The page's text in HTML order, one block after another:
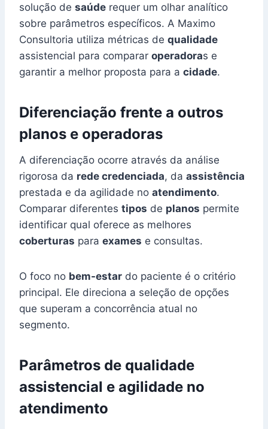
solução de saúde requer um olhar analítico
sobre parâmetros específicos. A Maximo
Consultoria utiliza métricas de qualidade
assistencial para comparar operadoras e
garantir a melhor proposta para a cidade.
Diferenciação frente a outros
planos e operadoras
A diferenciação ocorre através da análise
rigorosa da rede credenciada, da assistência
prestada e da agilidade no atendimento.
Comparar diferentes tipos de planos permite
identificar qual oferece as melhores
coberturas para exames e consultas.
O foco no bem-estar do paciente é o critério
principal. Ele direciona a seleção de opções
que superam a concorrência atual no
segmento.
Parâmetros de qualidade
assistencial e agilidade no
atendimento